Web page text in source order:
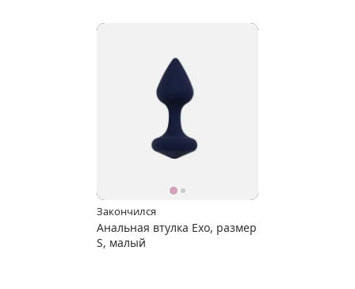
Закончился
Анальная втулка Exo, размер
S, малый